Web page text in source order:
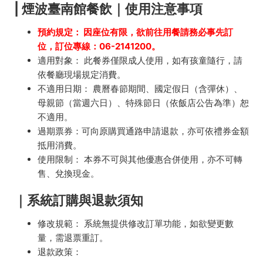
| 煙波臺南館餐飲｜使用注意事項
預約規定： 因座位有限，欲前往用餐請務必事先訂
位，訂位專線：06-2141200。
適用對象： 此餐券僅限成人使用，如有孩童隨行，請
依餐廳現場規定消費。
不適用日期： 農曆春節期間、國定假日（含彈休）、
母親節（當週六日）、特殊節日（依飯店公告為準）恕
不適用。
過期票券：可向原購買通路申請退款，亦可依禮券金額
抵用消費。
使用限制： 本券不可與其他優惠合併使用，亦不可轉
售、兌換現金。
｜系統訂購與退款須知
修改規範： 系統無提供修改訂單功能，如欲變更數
量，需退票重訂。
退款政策：